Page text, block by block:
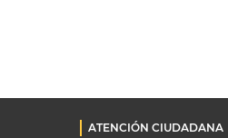
ATENCIÓN CIUDADANA